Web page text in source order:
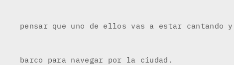
pensar que uno de ellos vas a estar
barco para navegar por la ciudad.